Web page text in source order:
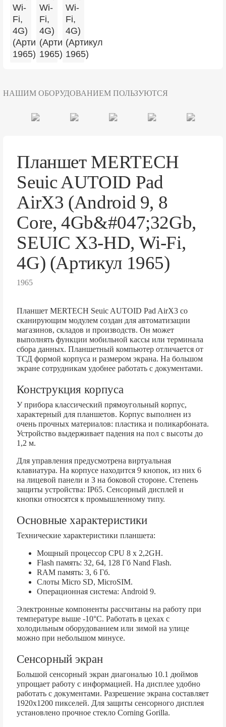
НАШИМ ОБОРУДОВАНИЕМ ПОЛЬЗУЮТСЯ
Планшет MERTECH
Seuic AUTOID Pad
AirX3 (Android 9, 8
Core, 4Gb&#047;32Gb,
SEUIC X3-HD, Wi-Fi,
4G) (Артикул 1965)
1965
Планшет MERTECH Seuic AUTOID Pad AirX3 со
сканирующим модулем создан для автоматизации
магазинов, складов и производств. Он может
выполнять функции мобильной кассы или терминала
сбора данных. Планшетный компьютер отличается от
ТСД формой корпуса и размером экрана. На большом
экране сотрудникам удобнее работать с документами.
Конструкция корпуса
У прибора классический прямоугольный корпус,
характерный для планшетов. Корпус выполнен из
очень прочных материалов: пластика и поликарбоната.
Устройство выдерживает падения на пол с высоты до
1,2 м.
Для управления предусмотрена виртуальная
клавиатура. На корпусе находится 9 кнопок, из них 6
на лицевой панели и 3 на боковой стороне. Степень
защиты устройства: IP65. Сенсорный дисплей и
кнопки относятся к промышленному типу.
Основные характеристики
Технические характеристики планшета:
Мощный процессор CPU 8 х 2,2GH.
Flash память: 32, 64, 128 Гб Nand Flash.
RAM память: 3, 6 Гб.
Слоты Micro SD, MicroSIM.
Операционная система: Android 9.
Электронные компоненты рассчитаны на работу при
температуре выше -10°С. Работать в цехах с
холодильным оборудованием или зимой на улице
можно при небольшом минусе.
Сенсорный экран
Большой сенсорный экран диагональю 10.1 дюймов
упрощает работу с информацией. На дисплее удобно
работать с документами. Разрешение экрана составляет
1920x1200 пикселей. Для защиты сенсорного дисплея
установлено прочное стекло Corning Gorilla.